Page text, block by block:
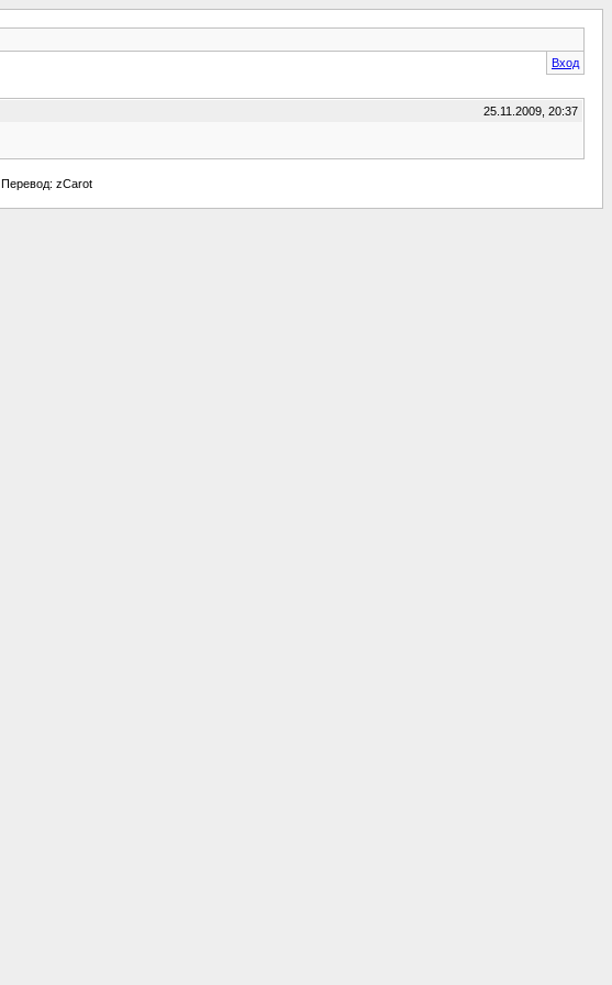
Вход
25.11.2009, 20:37
zCarot